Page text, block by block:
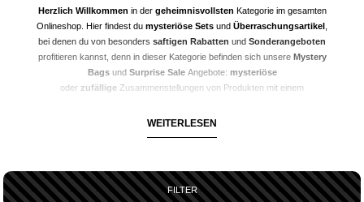
Herzlich Willkommen in der geheimnisvollsten Kategorie im gesamten
Onlineshop. Hier findest du mysteriöse Sets und Überraschungsartikel
bei denen du von besonders saftigen Rabatten und Sonderangeboten
profitieren kannst, denn in dieser Kategorie befinden sich unsere Mystery
Bags und Surprise Sale Angebote: mysteriöse
oder zufällige Zusammenstellungen von Produkten mit einem
Geschenkfür den nächsten
sparen möchtest, dann sind unseregeheimnisvollen Mystery Bags
genau das Richtige für dich.
WEITERLESEN
FILTER